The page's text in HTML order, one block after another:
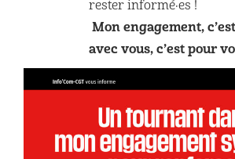
rester informé·es !
Mon engagement, c’est
avec vous, c’est pour